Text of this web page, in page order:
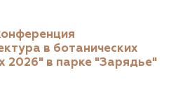
в ботанических
2026" в парке "Зарядье"